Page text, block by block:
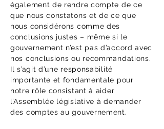
également de rendre compte de ce
que nous constatons et de ce que
nous considérons comme des
conclusions justes – même si le
gouvernement n’est pas d’accord avec
nos conclusions ou recommandations.
Il s’agit d’une responsabilité
importante et fondamentale pour
notre rôle consistant à aider
l’Assemblée législative à demander
des comptes au gouvernement.